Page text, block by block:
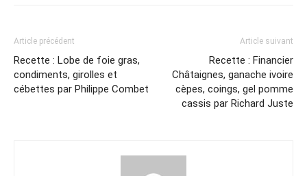
Article précédent
Recette : Lobe de foie gras,
condiments, girolles et
cébettes par Philippe Combet
Article suivant
Recette : Financier
Châtaignes, ganache ivoire
cèpes, coings, gel pomme
cassis par Richard Juste